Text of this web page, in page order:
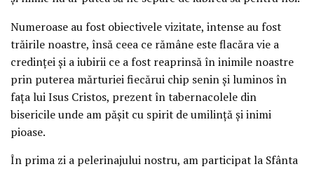
Numeroase au fost obiectivele vizitate, intense au fost
trăirile noastre, însă ceea ce rămâne este flacăra vie a
credinței și a iubirii ce a fost reaprinsă în inimile noastre
prin puterea mărturiei fiecărui chip senin și luminos în
fața lui Isus Cristos, prezent în tabernacolele din
bisericile unde am pășit cu spirit de umilință și inimi
pioase.
În prima zi a pelerinajului nostru, am participat la Sfânta